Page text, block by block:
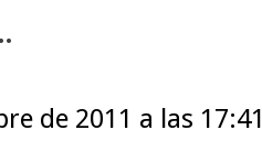
de 2011 a las